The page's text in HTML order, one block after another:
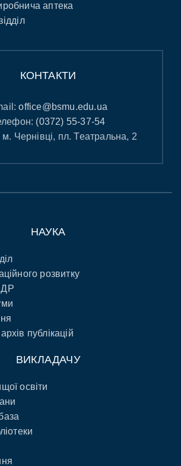
аптека
КОНТАКТИ
office@bsmu.edu.ua
(0372) 55-37-54
Чернівці, пл. Театральна, 2
НАУКА
розвитку
публікацій
ВИКЛАДАЧУ
освіти